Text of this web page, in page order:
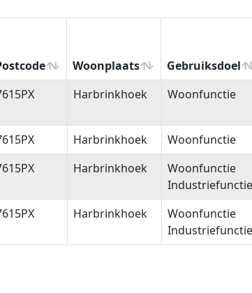
Woonplaats Gebruiksdoel
Woonplaats Gebruiksdoel
Harbrinkhoek Woonfunctie
Harbrinkhoek Woonfunctie
Harbrinkhoek
Woonfunctie
Industriefunctie
Harbrinkhoek
Woonfunctie
Industriefunctie